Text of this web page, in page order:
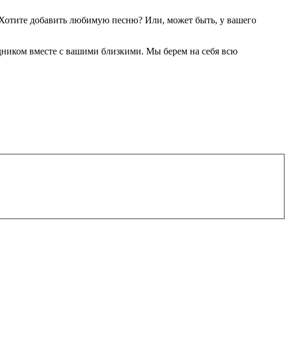
добавить любимую песню? Или, может быть, у вашего
вместе с вашими близкими. Мы берем на себя всю